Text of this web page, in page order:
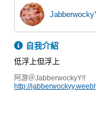
會員中心
註冊會員
自我介紹
低浮上但浮上
阿游＠JabberwockyY!!
http://